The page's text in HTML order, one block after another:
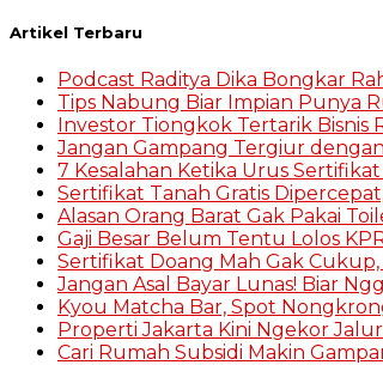
Artikel Terbaru
Podcast Raditya Dika Bongkar
Tips Nabung Biar Impian Punya
Investor Tiongkok Tertarik Bisnis
Jangan Gampang Tergiur
7 Kesalahan Ketika Urus
Sertifikat Tanah Gratis
Alasan Orang Barat Gak Pakai
Gaji Besar Belum Tentu Lolos
Sertifikat Doang Mah Gak
Jangan Asal Bayar Lunas! Biar
Kyou Matcha Bar, Spot
Properti Jakarta Kini Ngekor
Cari Rumah Subsidi Makin